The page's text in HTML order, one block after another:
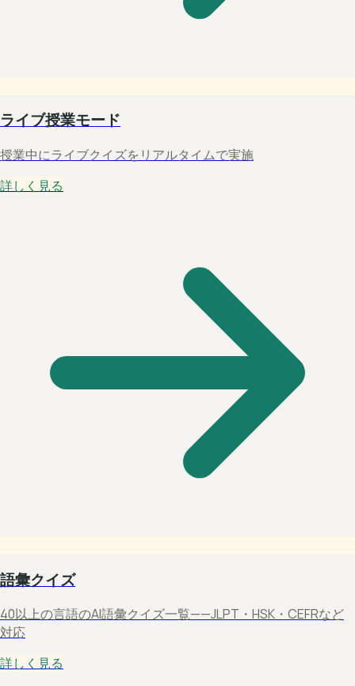
ライブ授業モード
授業中にライブクイズをリアルタイムで実施
詳しく見る
語彙クイズ
40以上の言語のAI語彙クイズ一覧——JLPT・HSK・CEFRなど
対応
詳しく見る